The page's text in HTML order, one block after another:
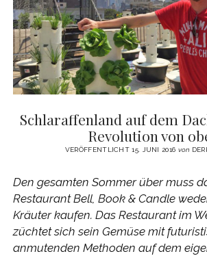
WELT
Schlaraffenland auf dem
Revolution von
VERÖFFENTLICHT 15. JUNI 2016 von
Den gesamten Sommer über muss
Restaurant Bell, Book & Candle
Kräuter kaufen. Das Restaurant im
züchtet sich sein Gemüse mit
anmutenden Methoden auf dem